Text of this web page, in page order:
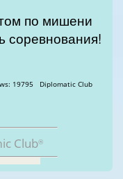
по мишени
соревнования!
Aрхив 2003 - 2013 » Рижский Бизнес клуб » Views: 19795 Diplomatic Club
Club®